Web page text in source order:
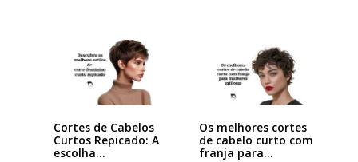
Cortes de Cabelos
Curtos Repicado: A
escolha…
Os melhores cortes
de cabelo curto com
franja para…